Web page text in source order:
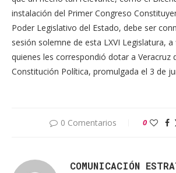
instalación del Primer Congreso
Poder Legislativo del Estado, debe ser
sesión solemne de esta LXVI Legislatura,
quienes les correspondió dotar a Veracruz
Constitución Política, promulgada el 3 de
0 Comentarios 0
COMUNICACIÓN